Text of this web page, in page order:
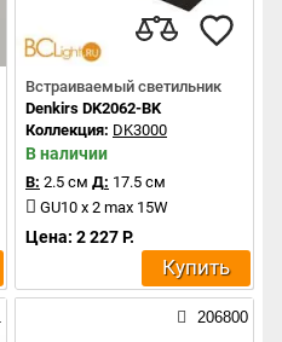
Встраиваемый светильник
Denkirs DK2062-BK
Коллекция: DK3000
В наличии
В: 2.5 см Д: 17.5 см
GU10 x 2 max 15W
Цена: 2 227 Р.
Купить
206800